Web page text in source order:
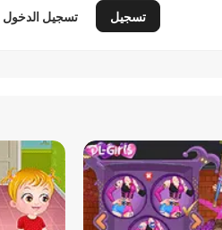
تسجيل تسجيل الدخول